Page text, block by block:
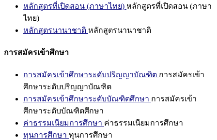
หลักสูตรที่เปิดสอน (ภาษาไทย) หลักสูตรที่เปิดสอน (ภาษา
ไทย)
หลักสูตรนานาชาติ หลักสูตรนานาชาติ
การสมัครเข้าศึกษา
การสมัครเข้าศึกษาระดับปริญญาบัณฑิต การสมัครเข้า
ศึกษาระดับปริญญาบัณฑิต
การสมัครเข้าศึกษาระดับบัณฑิตศึกษา การสมัครเข้า
ศึกษาระดับบัณฑิตศึกษา
ค่าธรรมเนียมการศึกษา ค่าธรรมเนียมการศึกษา
ทุนการศึกษา ทุนการศึกษา